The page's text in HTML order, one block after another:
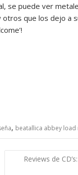
se puede ver
otros que los dejo a
, beatallica abbey load
Reviews de